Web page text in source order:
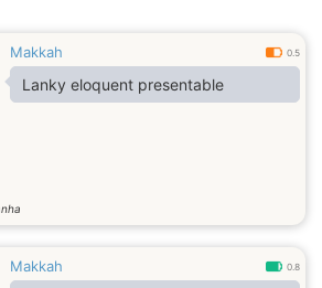
Makkah 0.5
Lanky eloquent presentable
Makkah 0.8